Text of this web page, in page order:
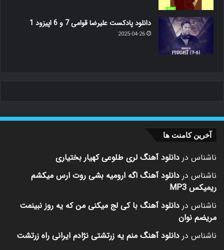
دانلود پادکست علیرضا قوامی 7 و 6 اپیزود 1
2025-04-26
آخرین کامنت ها
ناشناس در دانلود آهنگ لری طلوعی کهیار بختیاری
ناشناس در دانلود آهنگ اگه ارومیه بشی روت ارس میکشم
ریمیکس MP3
ناشناس در دانلود آهنگ با کی لج میکنی من که یه روز نبینمت
مریضم نوان
ناشناس در دانلود آهنگ منم یه زرتشتی نژادم ایرانی راه زرتشت